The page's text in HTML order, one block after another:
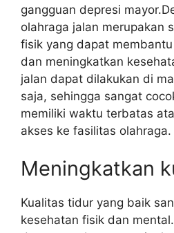
gangguan depresi
olahraga jalan merupakan
fisik yang dapat
dan meningkatkan
jalan dapat dilakukan di
saja, sehingga sangat
memiliki waktu terbatas
akses ke fasilitas olahraga.
Meningkatkan
Kualitas tidur yang baik
kesehatan fisik dan